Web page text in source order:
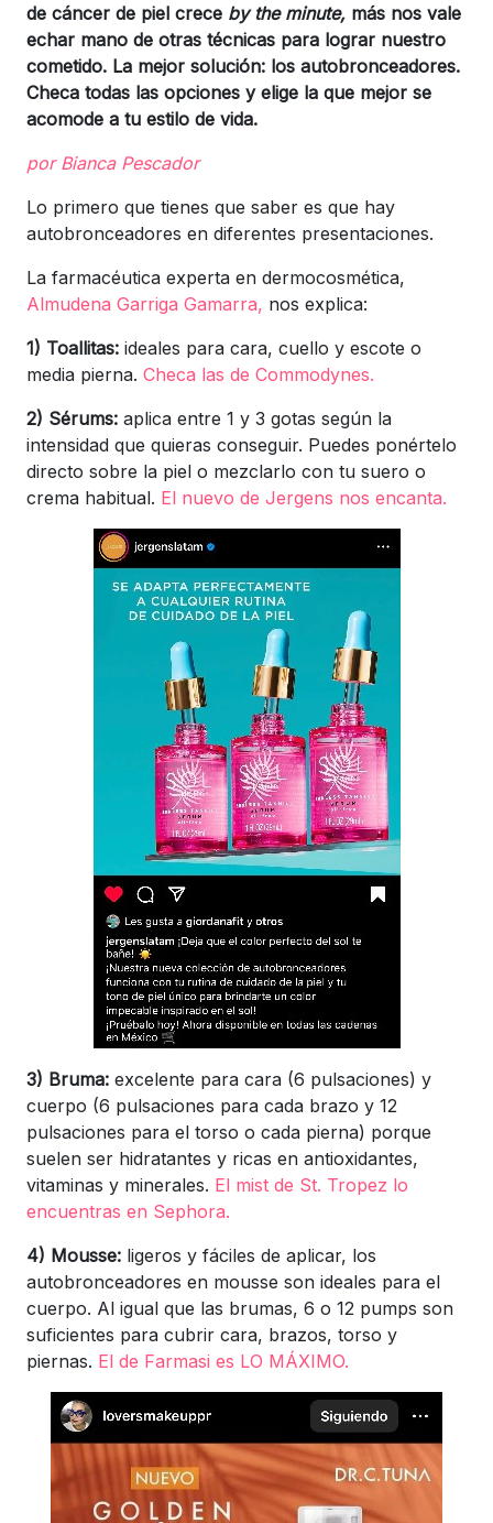
de cáncer de piel crece by the minute, más nos vale
echar mano de otras técnicas para lograr nuestro
cometido. La mejor solución: los autobronceadores.
Checa todas las opciones y elige la que mejor se
acomode a tu estilo de vida.
por Bianca Pescador
Lo primero que tienes que saber es que hay
autobronceadores en diferentes presentaciones.
La farmacéutica experta en dermocosmética,
Almudena Garriga Gamarra, nos explica:
1) Toallitas: ideales para cara, cuello y escote o
media pierna. Checa las de Commodynes.
2) Sérums: aplica entre 1 y 3 gotas según la
intensidad que quieras conseguir. Puedes ponértelo
directo sobre la piel o mezclarlo con tu suero o
crema habitual. El nuevo de Jergens nos encanta.
3) Bruma: excelente para cara (6 pulsaciones) y
cuerpo (6 pulsaciones para cada brazo y 12
pulsaciones para el torso o cada pierna) porque
suelen ser hidratantes y ricas en antioxidantes,
vitaminas y minerales. El mist de St. Tropez lo
encuentras en Sephora.
4) Mousse: ligeros y fáciles de aplicar, los
autobronceadores en mousse son ideales para el
cuerpo. Al igual que las brumas, 6 o 12 pumps son
suficientes para cubrir cara, brazos, torso y
piernas. El de Farmasi es LO MÁXIMO.